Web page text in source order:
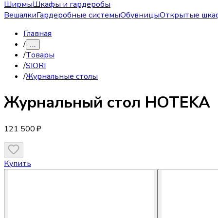
ШирмыШкафы и гардеробы
ВешалкиГардеробные системыОбувницыОткрытые
Главная
/ …
/Товары
/SIORI
/Журнальные столы
Журнальный стол HOTEKA
121 500 ₽
Купить